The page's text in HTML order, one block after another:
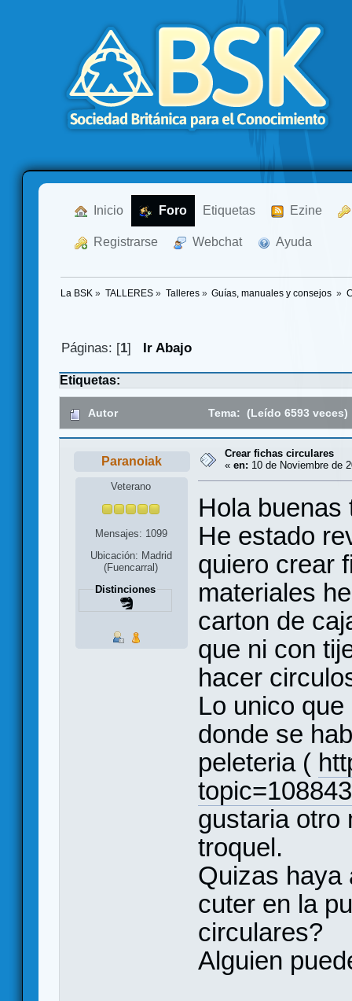
Inicio Foro Etiquetas Ezine
Registrarse Webchat Ayuda
La BSK » TALLERES» Talleres» Guías, manuales y consejos »
Páginas: [1] Ir Abajo
Etiquetas:
Autor Tema: (Leído 6593 veces)
Paranoiak
Veterano
Mensajes: 1099
Ubicación: Madrid
(Fuencarral)
Distinciones
Crear fichas circulares
« en: 10 de Noviembre de
Hola buenas
He estado
quiero crear
materiales
carton de
que ni con
hacer
Lo unico
donde se
peleteria (
gustaria otro
troquel.
Quizas haya
cuter en la
circulares?
Alguien